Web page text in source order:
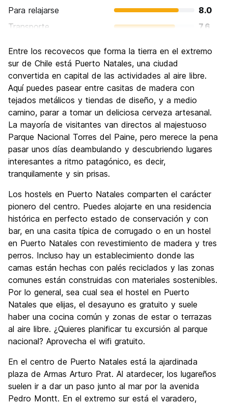
Para relajarse
8.0
Transporte
7.6
Cultura
Fiesta
5.5
Calidad Precio
Entre los recovecos que forma la tierra en el extremo
sur de Chile está Puerto Natales, una ciudad
convertida en capital de las actividades al aire libre.
Aquí puedes pasear entre casitas de madera con
tejados metálicos y tiendas de diseño, y a medio
camino, parar a tomar un deliciosa cerveza artesanal.
La mayoría de visitantes van directos al majestuoso
Parque Nacional Torres del Paine, pero merece la pena
pasar unos días deambulando y descubriendo lugares
interesantes a ritmo patagónico, es decir,
tranquilamente y sin prisas.
Los hostels en Puerto Natales comparten el carácter
pionero del centro. Puedes alojarte en una residencia
histórica en perfecto estado de conservación y con
bar, en una casita típica de corrugado o en un hostel
en Puerto Natales con revestimiento de madera y tres
perros. Incluso hay un establecimiento donde las
camas están hechas con palés reciclados y las zonas
comunes están construidas con materiales sostenibles.
Por lo general, sea cual sea el hostel en Puerto
Natales que elijas, el desayuno es gratuito y suele
haber una cocina común y zonas de estar o terrazas
al aire libre. ¿Quieres planificar tu excursión al parque
nacional? Aprovecha el wifi gratuito.
En el centro de Puerto Natales está la ajardinada
plaza de Armas Arturo Prat. Al atardecer, los lugareños
suelen ir a dar un paso junto al mar por la avenida
Pedro Montt. En el extremo sur está el varadero,